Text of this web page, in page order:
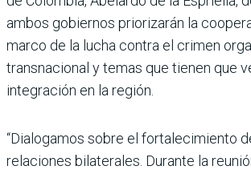
ambos gobiernos priorizarán la
marco de la lucha contra el crimen
transnacional y temas que tienen que
integración en la región.
“Dialogamos sobre el fortalecimiento
relaciones bilaterales. Durante la